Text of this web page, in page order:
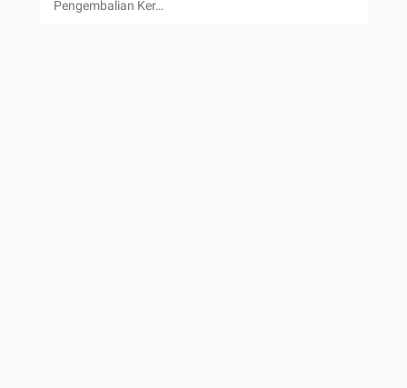
Pengembalian Ker…